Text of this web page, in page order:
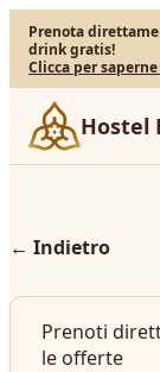
Prenota
drink gratis!
Clicca per
Hostel
← Indietro
Prenoti
le offerte